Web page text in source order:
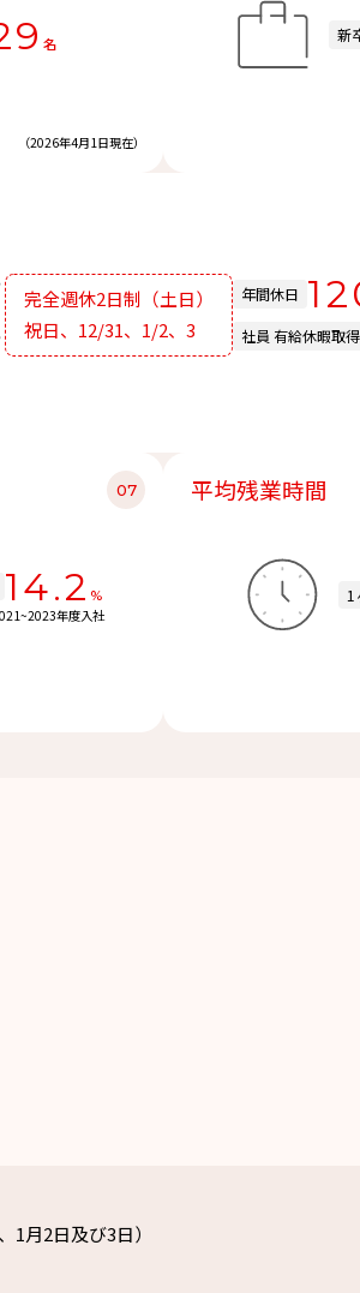
名
（2026年4月1日現在）
新
完全週休2日制（土日）
祝日、12/31、1/2、3
年間休日
社員 有給休暇取
14.2 %
年度入社
平均残業時間
1
月2日及び3日）